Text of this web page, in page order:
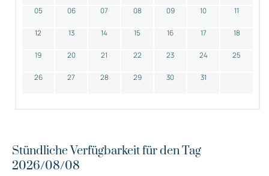
05 06 07 08 09 10 11
12 13 14 15 16 17 18
19 20 21 22 23 24 25
26 27 28 29 30 31
Stündliche Verfügbarkeit für den Tag
2026/08/08